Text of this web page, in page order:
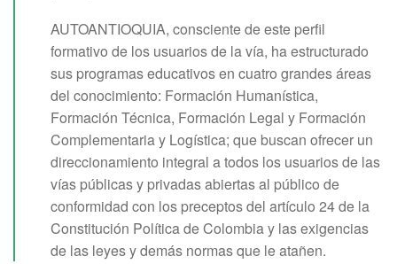
AUTOANTIOQUIA, consciente de este perfil
formativo de los usuarios de la vía, ha estructurado
sus programas educativos en cuatro grandes áreas
del conocimiento: Formación Humanística,
Formación Técnica, Formación Legal y Formación
Complementaria y Logística; que buscan ofrecer un
direccionamiento integral a todos los usuarios de las
vías públicas y privadas abiertas al público de
conformidad con los preceptos del artículo 24 de la
Constitución Política de Colombia y las exigencias
de las leyes y demás normas que le atañen.